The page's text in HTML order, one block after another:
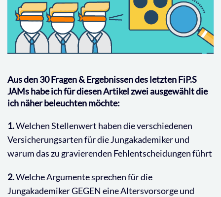
Aus den 30 Fragen & Ergebnissen des letzten FiP.S
JAMs habe ich für diesen Artikel zwei ausgewählt die
ich näher beleuchten möchte:
1.Welchen Stellenwert haben die verschiedenen
Versicherungsarten für die Jungakademiker und
warum das zu gravierenden Fehlentscheidungen führt
2.Welche Argumente sprechen für die
Jungakademiker GEGEN eine Altersvorsorge und